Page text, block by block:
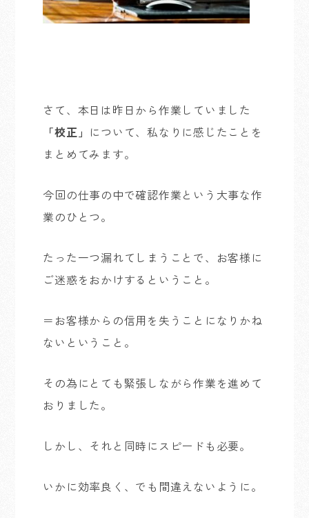
さて、本日は昨日から作業していました
「校正」 について、私なりに感じたことを
まとめてみます。
今回の仕事の中で確認作業という大事な作
業のひとつ。
たった一つ漏れてしまうことで、お客様に
ご迷惑をおかけするということ。
＝お客様からの信用を失うことになりかね
ないということ。
その為にとても緊張しながら作業を進めて
おりました。
しかし、それと同時にスピードも必要。
いかに効率良く、でも間違えないように。